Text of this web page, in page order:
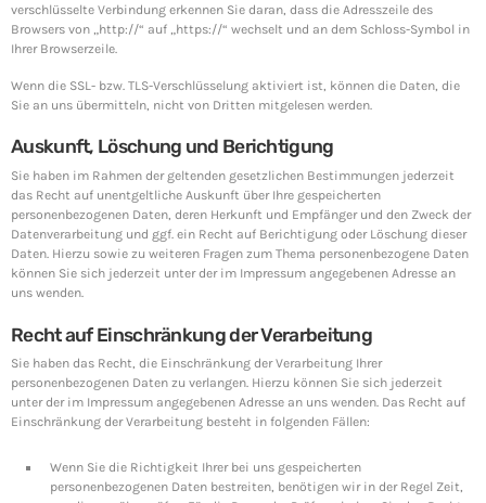
verschlüsselte Verbindung erkennen Sie daran, dass die Adresszeile des
Browsers von „http://“ auf „https://“ wechselt und an dem Schloss-Symbol in
Ihrer Browserzeile.
Wenn die SSL- bzw. TLS-Verschlüsselung aktiviert ist, können die Daten, die
Sie an uns übermitteln, nicht von Dritten mitgelesen werden.
Auskunft, Löschung und Berichtigung
Sie haben im Rahmen der geltenden gesetzlichen Bestimmungen jederzeit
das Recht auf unentgeltliche Auskunft über Ihre gespeicherten
personenbezogenen Daten, deren Herkunft und Empfänger und den Zweck der
Datenverarbeitung und ggf. ein Recht auf Berichtigung oder Löschung dieser
Daten. Hierzu sowie zu weiteren Fragen zum Thema personenbezogene Daten
können Sie sich jederzeit unter der im Impressum angegebenen Adresse an
uns wenden.
Recht auf Einschränkung der Verarbeitung
Sie haben das Recht, die Einschränkung der Verarbeitung Ihrer
personenbezogenen Daten zu verlangen. Hierzu können Sie sich jederzeit
unter der im Impressum angegebenen Adresse an uns wenden. Das Recht auf
Einschränkung der Verarbeitung besteht in folgenden Fällen:
Wenn Sie die Richtigkeit Ihrer bei uns gespeicherten
personenbezogenen Daten bestreiten, benötigen wir in der Regel Zeit,